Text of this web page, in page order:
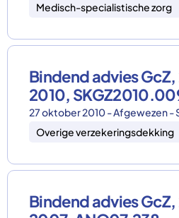
Medisch-specialistische zorg
Bindend advies
2010,
27 oktober 2010 - Afgewezen -
Overige verzekeringsdekking
Bindend advies